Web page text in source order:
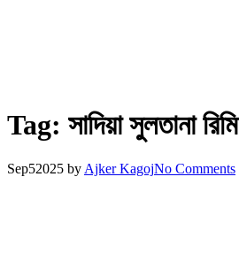
Tag: সাদিয়া সুলতানা রিমি
Sep52025 by Ajker KagojNo Comments